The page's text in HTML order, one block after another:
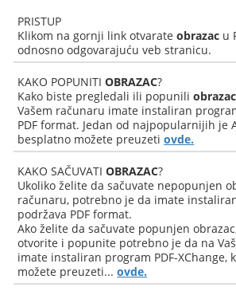
PRISTUP
Klikom na gornji link otvarateobrazac u
odnosno odgovarajuću veb stranicu.
KAKO POPUNITIOBRAZAC?
Kako biste pregledali ili popuniliobrazac
Vašem računaru imate instaliran
PDF format. Jedan od najpopularnijih je
besplatno možete preuzetiovde.
KAKO SAČUVATIOBRAZAC?
Ukoliko želite da sačuvate nepopunjen
računaru, potrebno je da imate
podržava PDF format.
Ako želite da sačuvate popunjen
otvorite i popunite potrebno je da na
imate instaliran program PDF-XChange,
možete preuzeti...ovde.